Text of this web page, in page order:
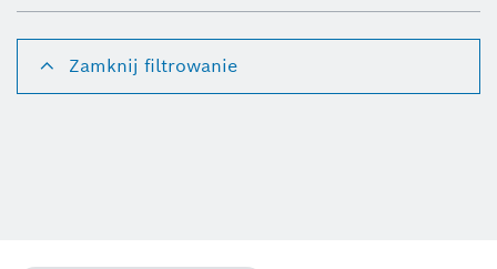
Zamknij filtrowanie